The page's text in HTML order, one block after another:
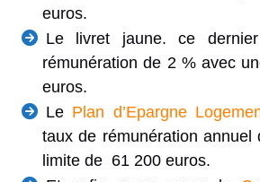
euros.
Le livret jaune. ce
rémunération de 2 % avec
euros.
Le Plan d’Epargne
taux de rémunération annuel
limite de 61 200 euros.